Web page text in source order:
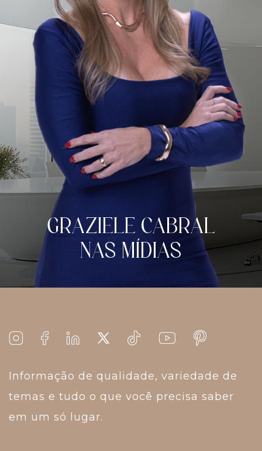
GRAZIELE CABRAL
NAS MÍDIAS
Informação de qualidade, variedade de
temas e tudo o que você precisa saber
em um só lugar.